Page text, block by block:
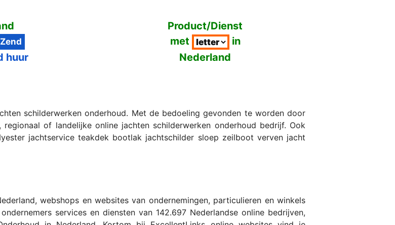
huur
Product/Dienst
met
in
Nederland
schilderwerken onderhoud. Met de bedoeling gevonden te worden door
of landelijke online jachten schilderwerken onderhoud bedrijf. Ook
jachtservice teakdek bootlak jachtschilder sloep zeilboot verven jacht
webshops en websites van ondernemingen, particulieren en winkels
services en diensten van 142.697 Nederlandse online bedrijven,